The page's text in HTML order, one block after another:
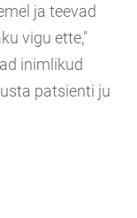
ja teevad
vigu ette,"
inimlikud
patsienti ju